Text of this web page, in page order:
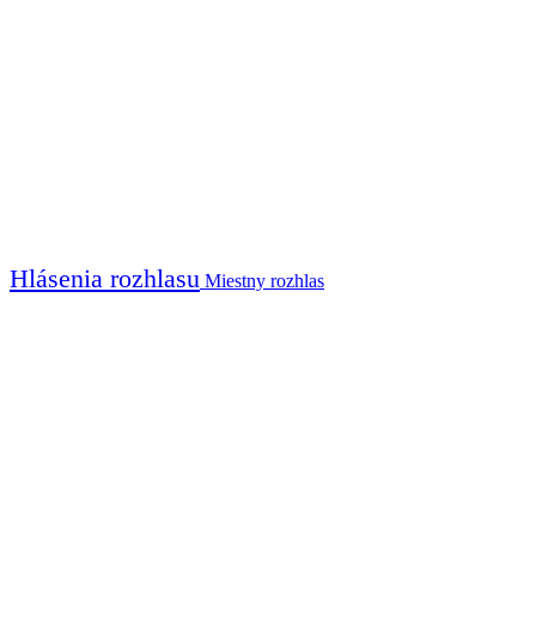
Hlásenia rozhlasu Miestny rozhlas